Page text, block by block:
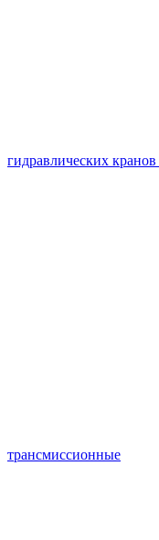
гидравлических кранов
трансмиссионные